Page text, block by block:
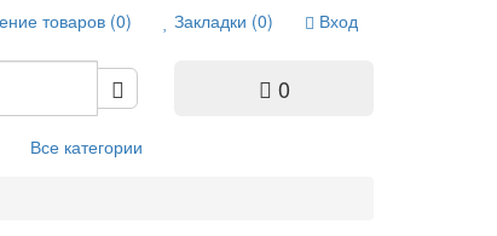
Вход
Закладки (0)
товаров (0)
0
Все категории